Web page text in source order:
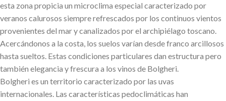
esta zona propicia un microclima especial caracterizado por
veranos calurosos siempre refrescados por los continuos vientos
provenientes del mar y canalizados por el archipiélago toscano.
Acercándonos a la costa, los suelos varían desde franco arcillosos
hasta sueltos. Estas condiciones particulares dan estructura pero
también elegancia y frescura a los vinos de Bolgheri.
Bolgheri es un territorio caracterizado por las uvas
internacionales. Las características pedoclimáticas han